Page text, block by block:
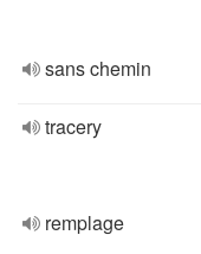
sans chemin
tracery
remplage